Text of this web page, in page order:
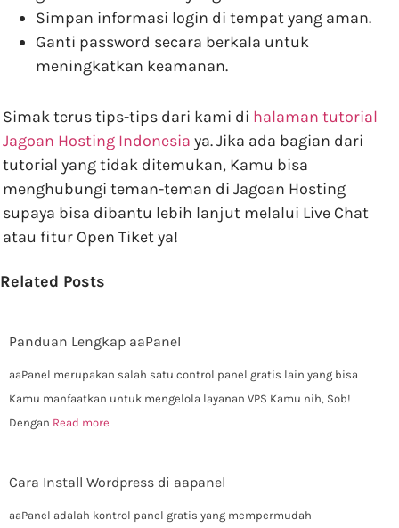
Simpan informasi login di tempat yang aman.
Ganti password secara berkala untuk
meningkatkan keamanan.
Simak terus tips-tips dari kami di halaman tutorial
Jagoan Hosting Indonesia ya. Jika ada bagian dari
tutorial yang tidak ditemukan, Kamu bisa
menghubungi teman-teman di Jagoan Hosting
supaya bisa dibantu lebih lanjut melalui Live Chat
atau fitur Open Tiket ya!
Related Posts
Panduan Lengkap aaPanel
aaPanel merupakan salah satu control panel gratis lain yang bisa
Kamu manfaatkan untuk mengelola layanan VPS Kamu nih, Sob!
Dengan Read more
Cara Install Wordpress di aapanel
aaPanel adalah kontrol panel gratis yang mempermudah